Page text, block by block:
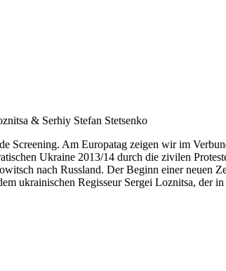
& Serhiy Stefan Stetsenko
Screening. Am Europatag zeigen wir im
Ukraine 2013/14 durch die zivilen
nach Russland. Der Beginn einer neuen
ukrainischen Regisseur Sergei Loznitsa, der